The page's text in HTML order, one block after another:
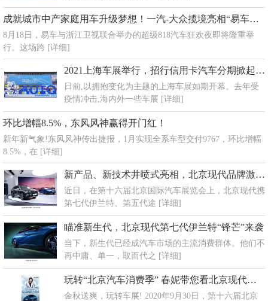
成就城市中产家庭用车升级梦想！一汽-大众揽境亮相“易车超级818汽车狂欢夜”
8月18日，易车与浙江卫视联合举办的超级818汽车狂欢夜即将隆重举
行。这场跨 [详细]
2021上海车展举行，招行信用卡汽车分期掀起购车热潮
日前,以拥抱变化为主题的上海车展如期开幕。去年受
疫情冲击,海内外一些车展 [详细]
环比增幅8.5%，东风风神赢得开门红！
新年新气象!东风风神传出捷报，1月实现全系车型交付9767，环比增幅
8.5%，在 [详细]
新产品、新技术井喷式亮相，北京现代品牌激活驶上快车道
近日，在第十六届北京国际汽车展览会上，北京现代携
第七代伊兰特、第五代途 [详细]
瞄准新生代，北京现代第七代伊兰特“锋芒”来袭
当下，新生代已经成汽车市场的主流消费群体。他们不
再中庸、单一，取而代之 [详细]
玩转“北京汽车消费季” 春妮带您看北京现代车展大秀
金秋送爽，玩转车展! 2020年9月30日，第十六届北京